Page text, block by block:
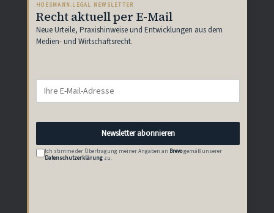
HOESMANN.LEGAL NEWSLETTER
Recht aktuell per E-Mail
Neue Urteile, Praxishinweise und Entwicklungen aus dem
Medien- und Wirtschaftsrecht.
Mail-
Adresse
Newsletter abonnieren
Ich stimme der Übertragung meiner Angaben an Brevogemäß unserer
Datenschutzerklärung zu.